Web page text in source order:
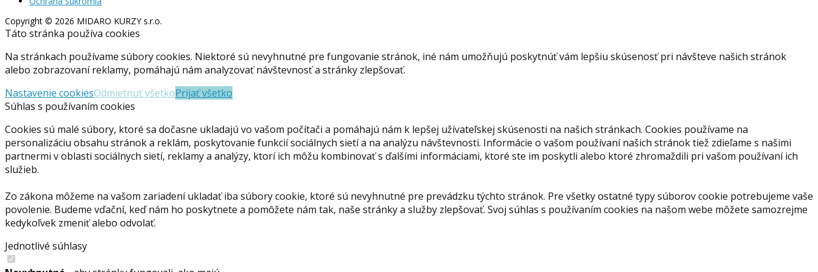
Copyright © 2026 MIDARO KURZY s.r.o.
Táto stránka používa cookies
Na stránkach používame súbory cookies. Niektoré sú nevyhnutné pre fungovanie stránok, iné nám umožňujú poskytnúť vám lepšiu skúsenosť pri návšteve našich stránok
alebo zobrazovaní reklamy, pomáhajú nám analyzovať návštevnosť a stránky zlepšovať.
Nastavenie cookiesOdmietnuť všetkoPrijať všetko
Súhlas s používaním cookies
Cookies sú malé súbory, ktoré sa dočasne ukladajú vo vašom počítači a pomáhajú nám k lepšej užívateľskej skúsenosti na našich stránkach. Cookies používame na
personalizáciu obsahu stránok a reklám, poskytovanie funkcií sociálnych sietí a na analýzu návštevnosti. Informácie o vašom používaní našich stránok tiež zdieľame s našimi
partnermi v oblasti sociálnych sietí, reklamy a analýzy, ktorí ich môžu kombinovať s ďalšími informáciami, ktoré ste im poskytli alebo ktoré zhromaždili pri vašom používaní ich
služieb.
Zo zákona môžeme na vašom zariadení ukladať iba súbory cookie, ktoré sú nevyhnutné pre prevádzku týchto stránok. Pre všetky ostatné typy súborov cookie potrebujeme vaše
povolenie. Budeme vďační, keď nám ho poskytnete a pomôžete nám tak, naše stránky a služby zlepšovať. Svoj súhlas s používaním cookies na našom webe môžete samozrejme
kedykoľvek zmeniť alebo odvolať.
Jednotlivé súhlasy